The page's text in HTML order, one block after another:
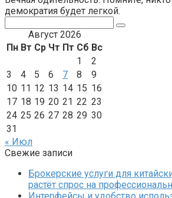
демократия будет легкой.
Август 2026
Пн Вт Ср Чт Пт Сб Вс
1
2
3
4 5 6 7 8
9
10 11 12 13 14 15 16
17 18 19 20 21 22 23
24 25 26 27 28 29 30
31
« Июл
Свежие записи
Брокерские услуги для
растёт спрос на